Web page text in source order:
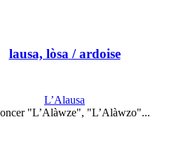
lausa, lòsa/ ardoise
L’Alausa
"L’Alàwze", "L’Alàwzo"...